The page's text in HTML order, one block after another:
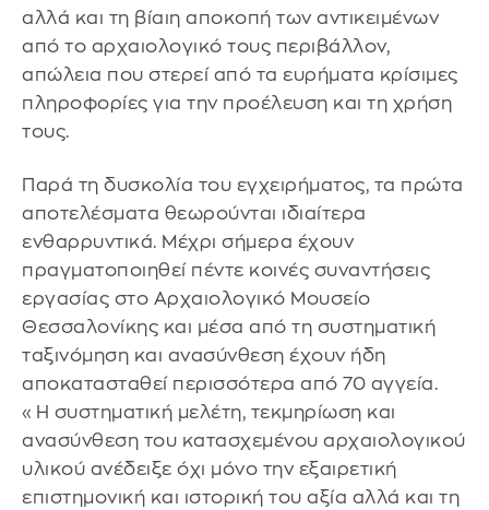
αλλά και τη βίαιη αποκοπή των αντικειμένων
από το αρχαιολογικό τους περιβάλλον,
απώλεια που στερεί από τα ευρήματα κρίσιμες
πληροφορίες για την προέλευση και τη χρήση
τους.
Παρά τη δυσκολία του εγχειρήματος, τα πρώτα
αποτελέσματα θεωρούνται ιδιαίτερα
ενθαρρυντικά. Μέχρι σήμερα έχουν
πραγματοποιηθεί πέντε κοινές συναντήσεις
εργασίας στο Αρχαιολογικό Μουσείο
Θεσσαλονίκης και μέσα από τη συστηματική
ταξινόμηση και ανασύνθεση έχουν ήδη
αποκατασταθεί περισσότερα από 70 αγγεία.
«Η συστηματική μελέτη, τεκμηρίωση και
ανασύνθεση του κατασχεμένου αρχαιολογικού
υλικού ανέδειξε όχι μόνο την εξαιρετική
επιστημονική και ιστορική του αξία αλλά και τη